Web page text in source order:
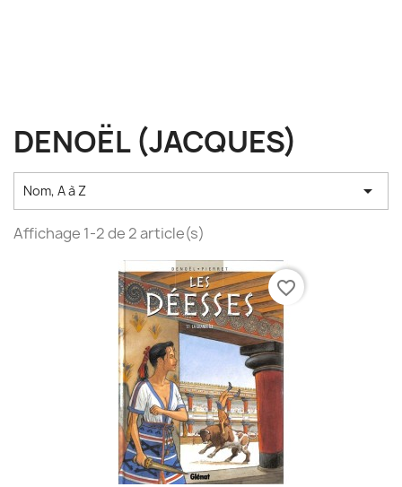
DENOËL (JACQUES)
Nom, A à Z 
Affichage 1-2 de 2 article(s)
favorite_border